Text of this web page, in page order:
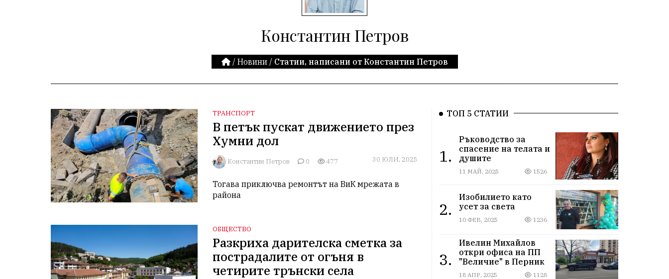
Константин Петров
/ Новини / Статии, написани от Константин Петров
ТРАНСПОРТ
В петък пускат движението през
Хумни дол
Константин Петров 0 477 30 ЮЛИ, 2025
Тогава приключва ремонтът на ВиК мрежата в
района
ОБЩЕСТВО
Разкриха дарителска сметка за
пострадалите от огъня в
четирите трънски села
ТОП 5 СТАТИИ
1.
Ръководство за
спасение на телата и
душите
11 МАЙ, 2025 1526
2.
Изобилието като
усет за света
10 ФЕВ, 2025 1236
3.
Ивелин Михайлов
откри офиса на ПП
"Величие" в Перник
18 АПР, 2025 1128